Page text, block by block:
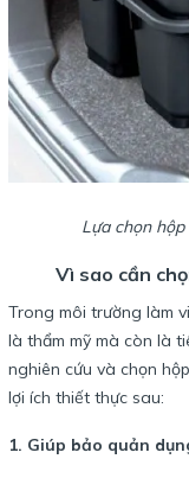
Lựa chọn
Vì sao cần
Trong môi trường làm
là thẩm mỹ mà còn là
nghiên cứu và chọn
lợi ích thiết thực sau:
1. Giúp bảo quản